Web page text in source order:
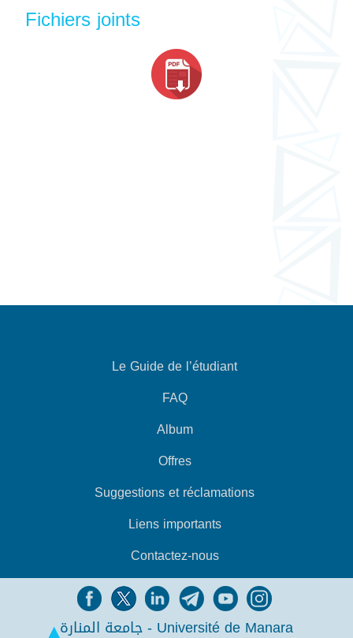
Fichiers joints
Le Guide de l’étudiant
FAQ
Album
Offres
Suggestions et réclamations
Liens importants
Contactez-nous
جامعة المنارة - Université de Manara